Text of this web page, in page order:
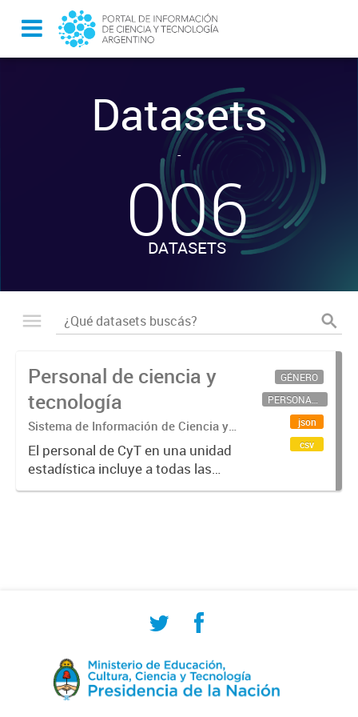
Datasets
-
006
DATASETS
Personal de ciencia y
tecnología
Sistema de Información de Ciencia y
Tecnología Argentino (SICYTAR)
El personal de CyT en una unidad
estadística incluye a todas las
personas involucradas
GÉNERO
PERSONAL CIENTÍFICO-TECNOLÓGICO
json
csv